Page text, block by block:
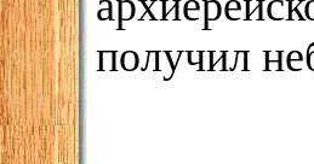
получил